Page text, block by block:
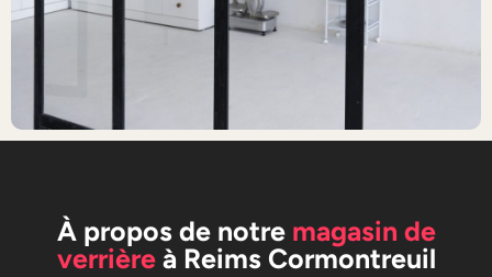
À propos de notre magasin de
verrièreà Reims Cormontreuil